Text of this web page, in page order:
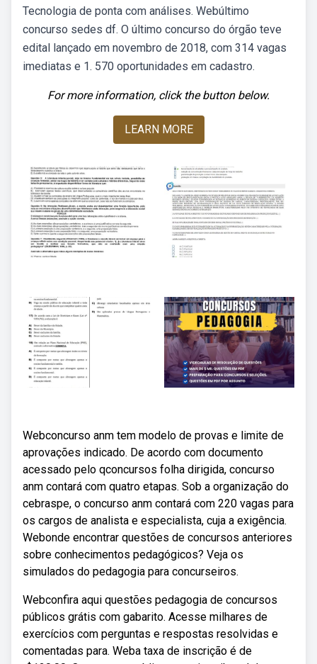
Tecnologia de ponta com análises. Webúltimo
concurso sedes df. O último concurso do órgão teve
edital lançado em novembro de 2018, com 314 vagas
imediatas e 1. 570 oportunidades em cadastro.
For more information, click the button below.
LEARN MORE
Webconcurso anm tem modelo de provas e limite de
aprovações indicado. De acordo com documento
acessado pelo qconcursos folha dirigida, concurso
anm contará com quatro etapas. Sob a organização do
cebraspe, o concurso anm contará com 220 vagas para
os cargos de analista e especialista, cuja a exigência.
Webonde encontrar questões de concursos anteriores
sobre conhecimentos pedagógicos? Veja os
simulados do pedagogia para concurseiros.
Webconfira aqui questões pedagogia de concursos
públicos grátis com gabarito. Acesse milhares de
exercícios com perguntas e respostas resolvidas e
comentadas para. Weba taxa de inscrição é de